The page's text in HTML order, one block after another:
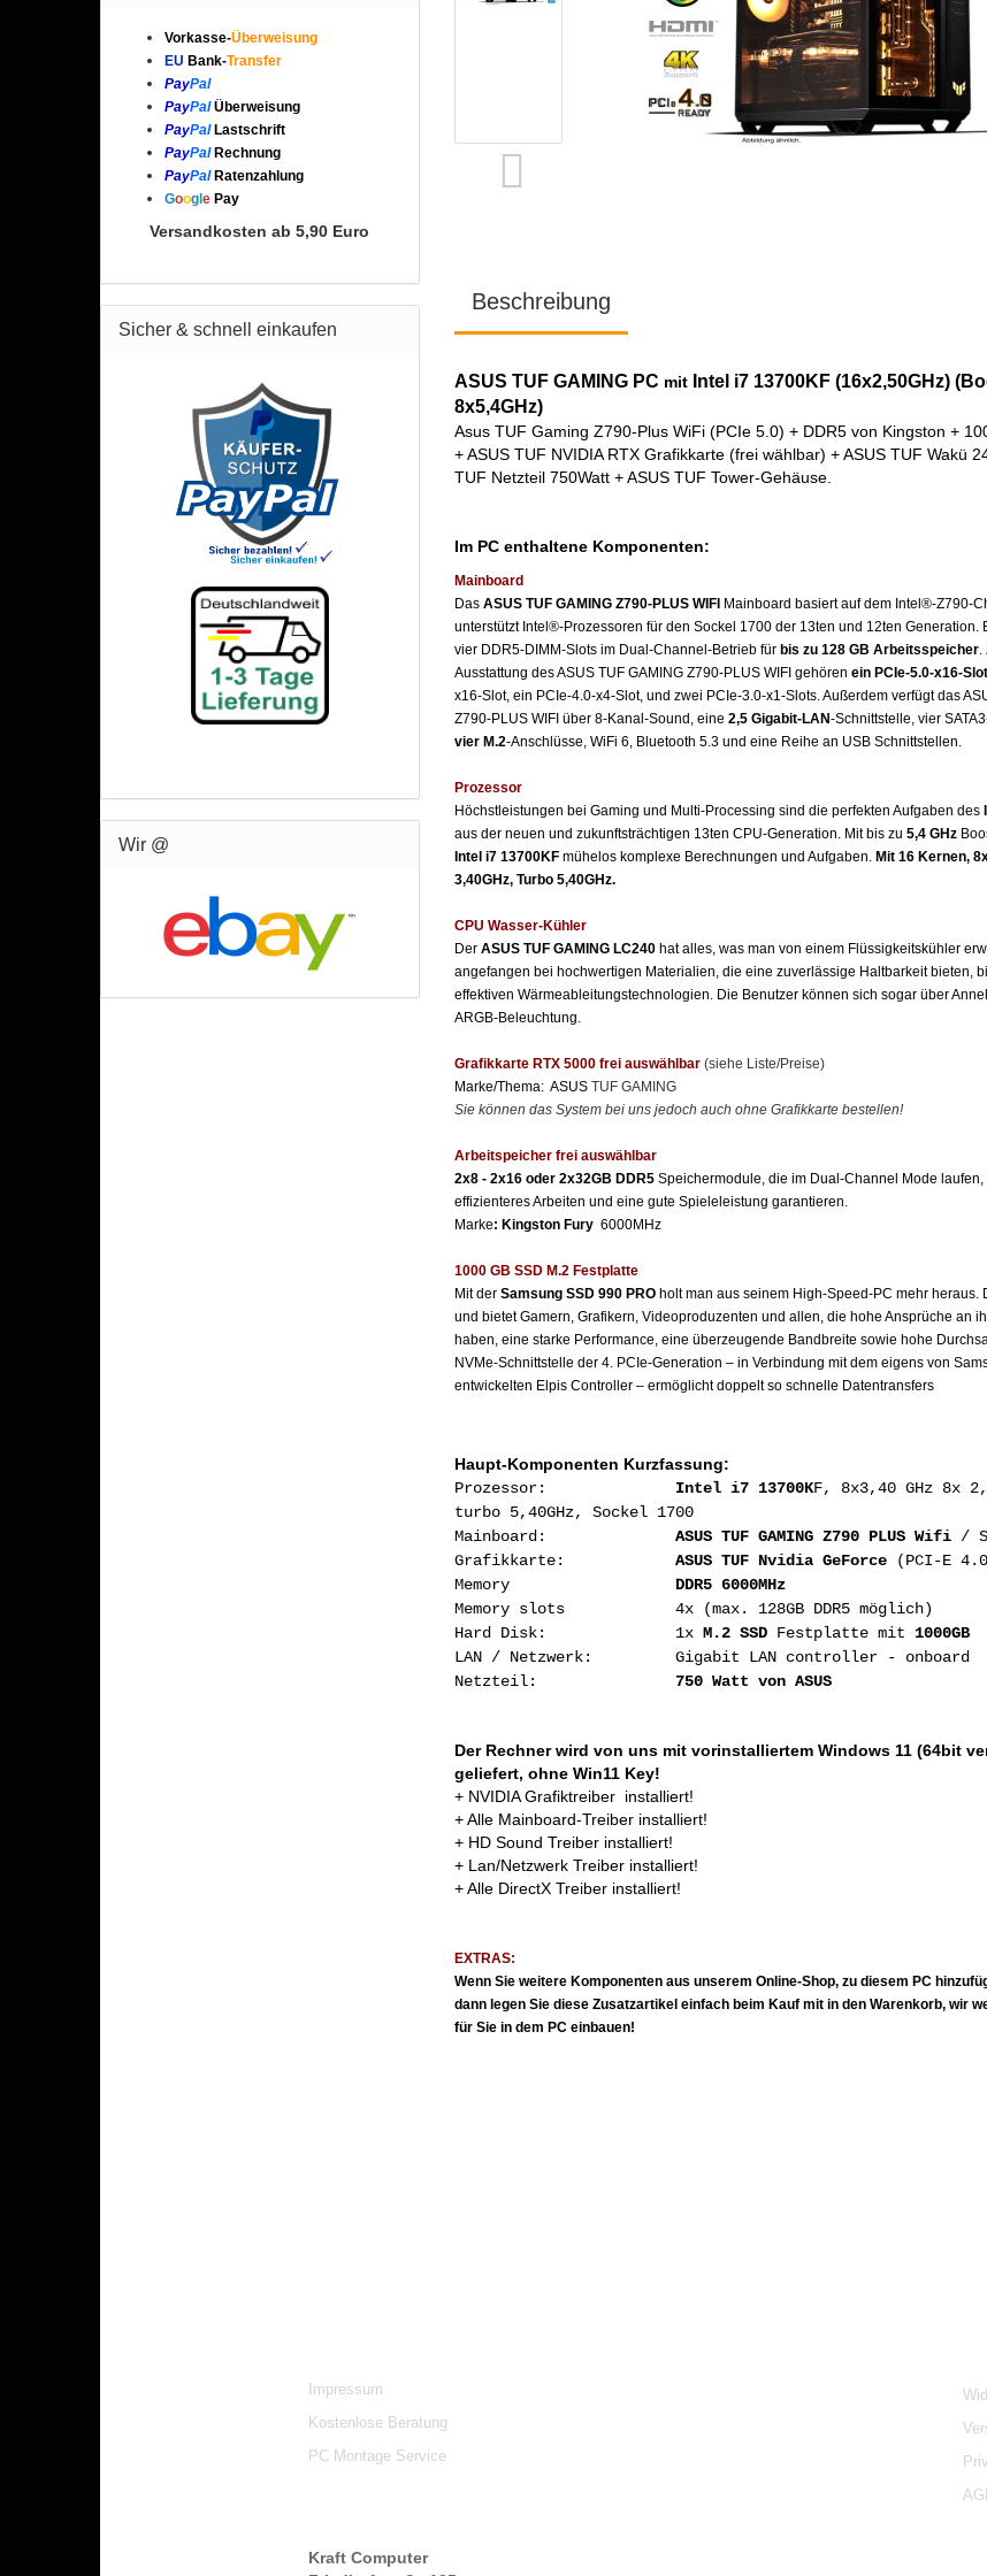
Beschreibung
ASUS TUF GAMING PC mit Intel i7 13700K F (16x2,50GHz)
8x5,4GHz)
Asus TUF Gaming Z790-Plus WiFi (PCIe 5.0) + DDR5 von Kingston +
+ ASUS TUF NVIDIA RTX Grafikkarte (frei wählbar) + ASUS TUF Wakü
TUF Netzteil 750Watt + ASUS TUF Tower-Gehäuse.
Im PC enthaltene Komponenten:
Mainboard
Das ASUS TUF GAMING Z790-PLUS WIFI Mainboard basiert auf dem Intel®-Z790-
unterstützt Intel®-Prozessoren für den Sockel 1700 der 13ten und 12ten Generation.
vier DDR5-DIMM-Slots im Dual-Channel-Betrieb für bis zu 128 GB Arbeitsspeicher.
Ausstattung des ASUS TUF GAMING Z790-PLUS WIFI gehören ein PCIe-5.0-x16-Slot
x16-Slot, ein PCIe-4.0-x4-Slot, und zwei PCIe-3.0-x1-Slots. Außerdem verfügt das
Z790-PLUS WIFI über 8-Kanal-Sound, eine 2,5 Gigabit-LAN-Schnittstelle, vier
vier M.2-Anschlüsse, WiFi 6, Bluetooth 5.3 und eine Reihe an USB Schnittstellen.
Prozessor
Höchstleistungen bei Gaming und Multi-Processing sind die perfekten Aufgaben des
aus der neuen und zukunftsträchtigen 13ten CPU-Generation. Mit bis zu 5,4 GHz
Intel i7 13700KFmühelos komplexe Berechnungen und Aufgaben. Mit 16 Kernen,
3,40GHz, Turbo 5,40GHz.
CPU Wasser-Kühler
Der ASUS TUF GAMING LC240hat alles, was man von einem Flüssigkeitskühler
angefangen bei hochwertigen Materialien, die eine zuverlässige Haltbarkeit bieten,
effektiven Wärmeableitungstechnologien. Die Benutzer können sich sogar über
ARGB-Beleuchtung.
Grafikkarte RTX 5000 frei auswählbar(siehe Liste/Preise)
Marke/Thema: ASUSTUF GAMING
Sie können das System bei uns jedoch auch ohne Grafikkarte bestellen!
Arbeitspeicher frei auswählbar
2x8 - 2x16 oder 2x32GB DDR5 Speichermodule, die im Dual-Channel Mode laufen,
effizienteres Arbeiten und eine gute Spieleleistung garantieren.
Marke: Kingston Fury 6000MHz
1000 GB SSD M.2 Festplatte
Mit derSamsung SSD 990 PROholt man aus seinem High-Speed-PC mehr heraus.
und bietet Gamern, Grafikern, Videoproduzenten und allen, die hohe Ansprüche an
haben, eine starke Performance, eine überzeugende Bandbreite sowie hohe
NVMe-Schnittstelle der 4. PCIe-Generation – in Verbindung mit dem eigens von
entwickelten Elpis Controller – ermöglicht doppelt so schnelle Datentransfers
Haupt-Komponenten Kurzfassung:
Prozessor: Intel i7 13700KF, 8x3,40 GHz 8x
turbo 5,40GHz, Sockel 1700
Mainboard: ASUS TUF GAMING Z790 PLUS Wifi/
Grafikkarte: ASUS TUF Nvidia GeForce(PCI-E
Memory DDR5 6000MHz
Memory slots 4x (max. 128GB DDR5 möglich)
Hard Disk: 1x M.2 SSDFestplatte mit 1000GB
LAN / Netzwerk: Gigabit LAN controller - onboard
Netzteil: 750 Watt von ASUS
Der Rechner wird von uns mit vorinstalliertem Windows 11 (64bit
geliefert, ohne Win11 Key!
+ NVIDIA Grafiktreiber installiert!
+ Alle Mainboard-Treiber installiert!
+ HD Sound Treiber installiert!
+ Lan/Netzwerk Treiber installiert!
+ Alle DirectX Treiber installiert!
EXTRAS:
Wenn Sie weitere Komponenten aus unserem Online-Shop, zu diesem PC
dann legen Sie diese Zusatzartikel einfach beim Kauf mit in den Warenkorb, wir
für Sie in dem PC einbauen!
Vorkasse-Überweisung
EU Bank-Transfer
PayPal
PayPalÜberweisung
PayPal Lastschrift
PayPal Rechnung
PayPal Ratenzahlung
Goog e Pay
Versandkosten ab 5,90 Euro
Sicher & schnell einkaufen
Wir @
Impressum
Kostenlose Beratung
PC Montage Service
Kraft Computer